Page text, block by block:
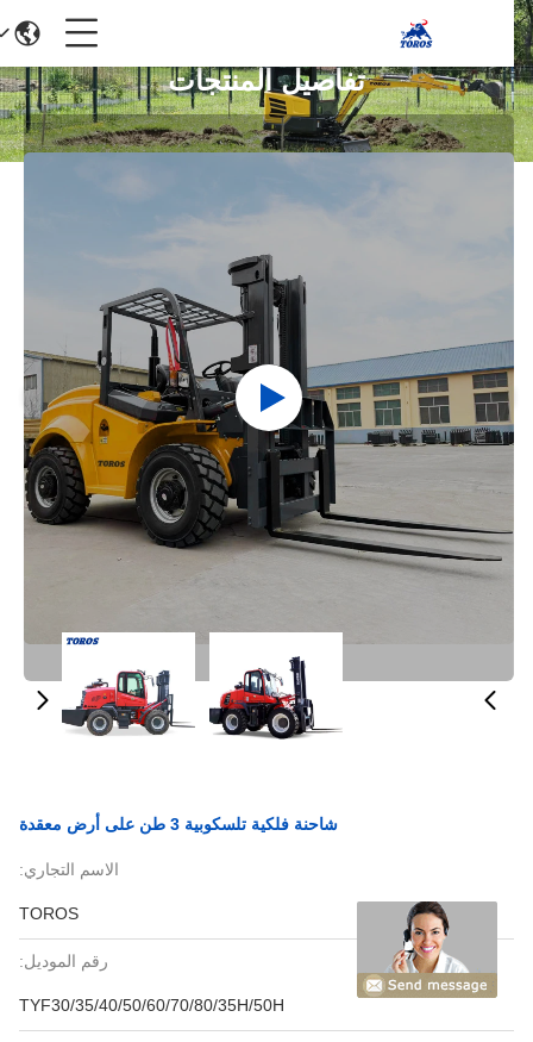
تفاصيل المنتجات
شاحنة فلكية تلسكوبية 3 طن على أرض معقدة
الاسم التجاري:
TOROS
رقم الموديل:
TYF30/35/40/50/60/70/80/35H/50H